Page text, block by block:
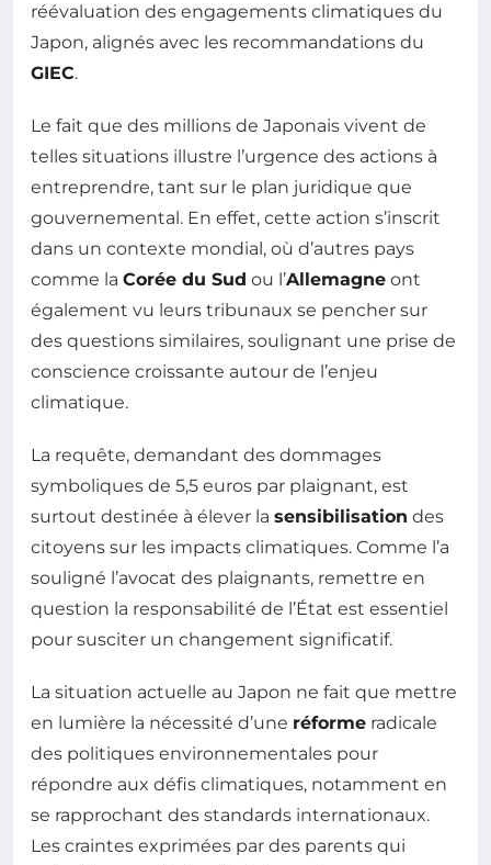
réévaluation des engagements climatiques du
Japon, alignés avec les recommandations du
GIEC.
Le fait que des millions de Japonais vivent de
telles situations illustre l’urgence des actions à
entreprendre, tant sur le plan juridique que
gouvernemental. En effet, cette action s’inscrit
dans un contexte mondial, où d’autres pays
comme la Corée du Sud ou l’Allemagne ont
également vu leurs tribunaux se pencher sur
des questions similaires, soulignant une prise de
conscience croissante autour de l’enjeu
climatique.
La requête, demandant des dommages
symboliques de 5,5 euros par plaignant, est
surtout destinée à élever la sensibilisation des
citoyens sur les impacts climatiques. Comme l’a
souligné l’avocat des plaignants, remettre en
question la responsabilité de l’État est essentiel
pour susciter un changement significatif.
La situation actuelle au Japon ne fait que mettre
en lumière la nécessité d’une réforme radicale
des politiques environnementales pour
répondre aux défis climatiques, notamment en
se rapprochant des standards internationaux.
Les craintes exprimées par des parents qui